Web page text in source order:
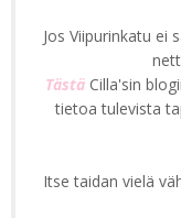
Jos Viipurinkatu ei
Tästä Cilla'sin
tietoa tulevista
Itse taidan vielä